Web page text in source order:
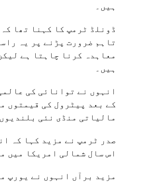
ہیں۔
ڈونلڈ ٹرمپ کا کہنا تھا
تاہم ضرورت پڑنے پر یہ
معاہدہ کرنا چاہتا ہے
ہیں۔
انہوں نے توانائی کی
کے بعد پیٹرول کی قیمتوں
مالیاتی منڈی نئی
صدر ٹرمپ نے مزید کہا کہ
اس سال شمالی امریکا میں
مزید برآں انہوں نے یورپ